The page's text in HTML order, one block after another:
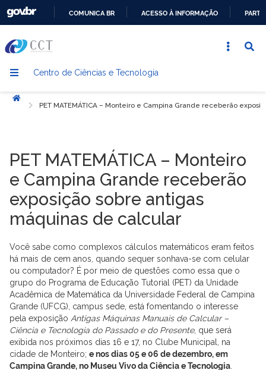
CONTEÚDO
COMUNICA BR ACESSO À INFORMAÇÃO
Centro de Ciências e Tecnologia
Início
PET MATEMÁTICA – Monteiro e Campina Grande receberão
PET MATEMÁTICA – Monteiro
e Campina Grande receberão
exposição sobre antigas
máquinas de calcular
Você sabe como complexos cálculos matemáticos eram feitos
há mais de cem anos, quando sequer sonhava-se com celular
ou computador? É por meio de questões como essa que o
grupo do Programa de Educação Tutorial (PET) da Unidade
Acadêmica de Matemática da Universidade Federal de Campina
Grande (UFCG), campus sede, está fomentando o interesse
pela exposição Antigas Máquinas Manuais de Calcular –
Ciência e Tecnologia do Passado e do Presente, que será
exibida nos próximos dias 16 e 17, no Clube Municipal, na
cidade de Monteiro; e nos dias 05 e 06 de dezembro, em
Campina Grande, no Museu Vivo da Ciência e Tecnologia